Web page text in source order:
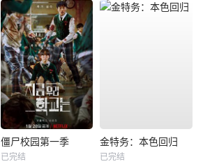
僵尸校园第一季
已完结
金特务：本色回归
已完结